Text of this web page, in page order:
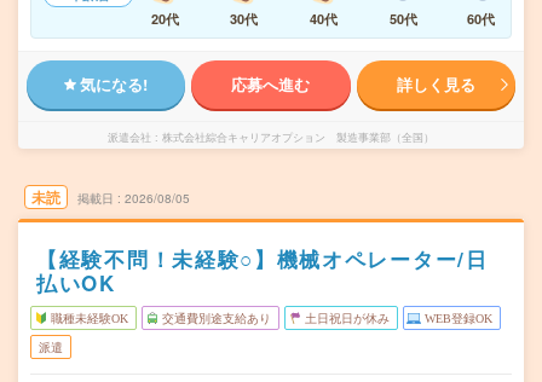
20代
30代 40代 50代 60代
気になる! 応募へ進む 詳しく見る
派遣会社 株式会社綜合キャリアオプション 製造事業部（全国）
未読 掲載日 2026/08/05
【経験不問！未経験○】機械オペレーター/日
払いOK
職種未経験OK 交通費別途支給あり 土日祝日が休み WEB登録OK
派遣